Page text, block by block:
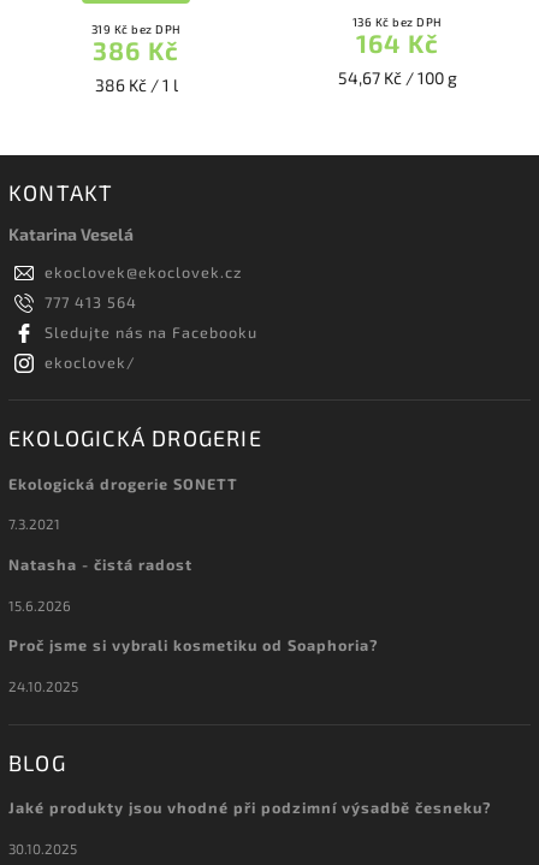
319 Kč bez DPH
386 Kč
386 Kč / 1 l
136 Kč bez DPH
164 Kč
54,67 Kč / 100 g
KONTAKT
Katarina Veselá
ekoclovek@ekoclovek.cz
777 413 564
Sledujte nás na Facebooku
ekoclovek/
EKOLOGICKÁ DROGERIE
Ekologická drogerie SONETT
7.3.2021
Natasha - čistá radost
15.6.2026
Proč jsme si vybrali kosmetiku od Soaphoria?
24.10.2025
BLOG
Jaké produkty jsou vhodné při podzimní výsadbě česneku?
30.10.2025